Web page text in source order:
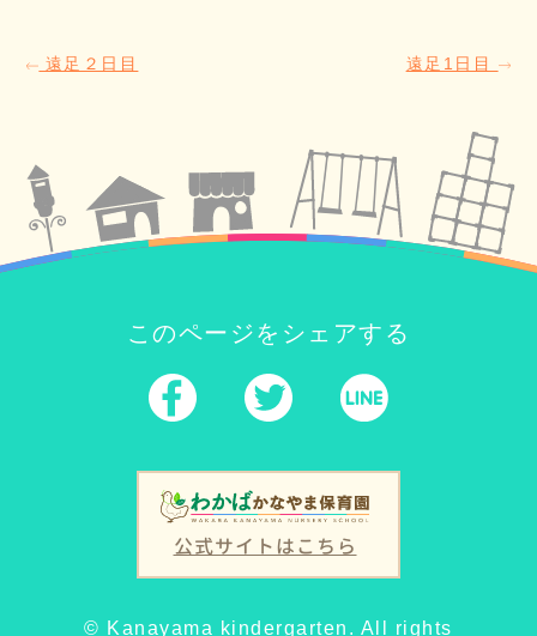
遠足２日目 遠足1日目
このページをシェアする
公式サイトはこちら
© Kanayama kindergarten. All rights